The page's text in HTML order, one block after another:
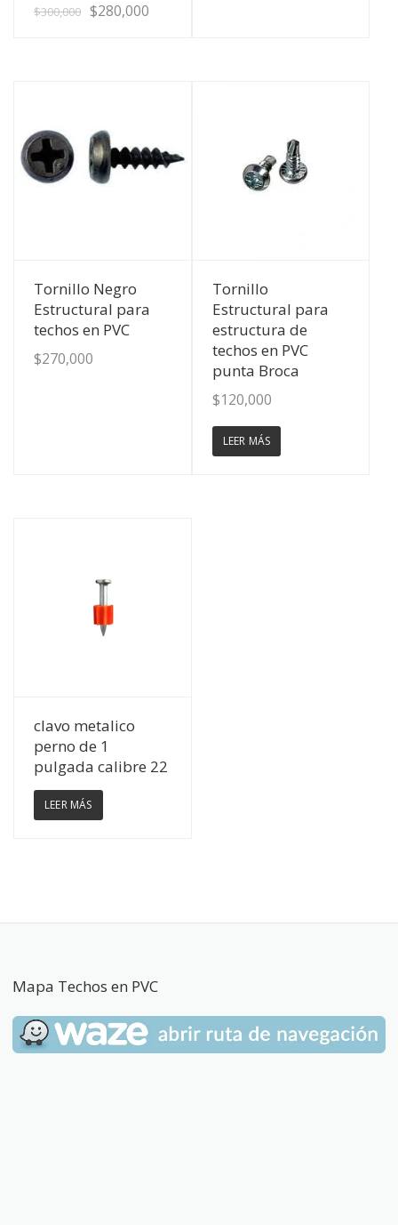
$300,000 $280,000
Ver Detalles
Tornillo Negro
Estructural para
techos en PVC
$270,000
Ver Detalles
Tornillo
Estructural para
estructura de
techos en PVC
punta Broca
$120,000
LEER MÁS
Ver Detalles
clavo metalico
perno de 1
pulgada calibre 22
LEER MÁS
Mapa Techos en PVC